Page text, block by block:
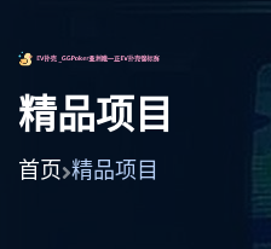
精品项目
首页 精品项目